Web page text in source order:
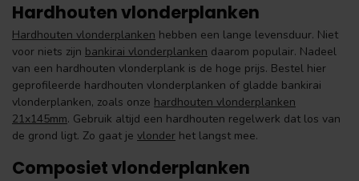
Hardhouten vlonderplanken
Hardhouten vlonderplanken hebben een lange levensduur. Niet
voor niets zijn bankirai vlonderplanken daarom populair. Nadeel
van een hardhouten vlonderplank is de hoge prijs. Bestel hier
geprofileerde hardhouten vlonderplanken of gladde bankirai
vlonderplanken, zoals onze hardhouten vlonderplanken
21x145mm. Gebruik altijd een hardhouten regelwerk dat los van
de grond ligt. Zo gaat je vlonder het langst mee.
Composiet vlonderplanken